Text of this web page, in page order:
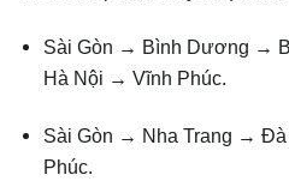
Sài Gòn → Bình Dương →
Hà Nội → Vĩnh Phúc.
Sài Gòn → Nha Trang →
Phúc.